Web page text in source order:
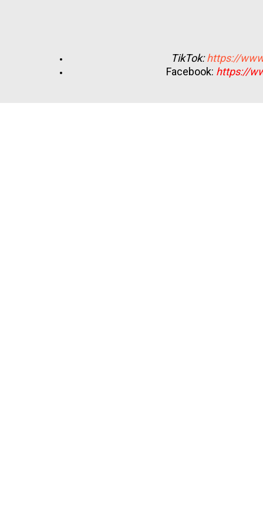
TikTok:https://
Facebook: https://